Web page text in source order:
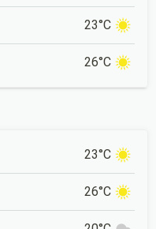
23°C
26°C
23°C
26°C